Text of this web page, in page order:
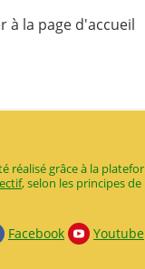
réalisé grâce à la
, selon les principes de
Facebook Youtube